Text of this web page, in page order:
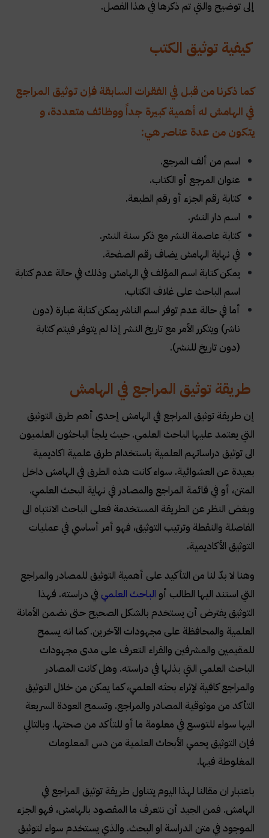
إلى توضيح والتي تم ذكرها في هذا الفصل.
كيفية توثيق الكتب
كما ذكرنا من قبل في الفقرات السابقة فإن توثيق المراجع
في الهامش له أهمية كبيرة جداً ووظائف متعددة، و
يتكون من عدة عناصر هي:
اسم من ألف المرجع.
عنوان المرجع أو الكتاب.
كتابة رقم الجزء أو رقم الطبعة.
اسم دار النشر.
كتابة عاصمة النشر مع ذكر سنة النشر.
في نهاية الهامش يضاف رقم الصفحة.
يمكن كتابة اسم المؤلف في الهامش وذلك في حالة عدم كتابة
اسم الباحث على غلاف الكتاب.
أما في حالة عدم توفر اسم الناشر يمكن كتابة عبارة (دون
ناشر) ويتكرر الأمر مع تاريخ النشر إذا لم يتوفر فيتم كتابة
(دون تاريخ للنشر).
طريقة توثيق المراجع في الهامش
إن طريقة توثيق المراجع في الهامش إحدى أهم طرق التوثيق
التي يعتمد عليها الباحث العلمي. حيث يلجأ الباحثون العلميون
الى توثيق دراساتهم العلمية باستخدام طرق علمية اكاديمية
بعيدة عن العشوائية. سواء كانت هذه الطرق في الهامش داخل
المتن، أو في قائمة المراجع والمصادر في نهاية البحث العلمي.
وبغض النظر عن الطريقة المستخدمة فعلى الباحث الانتباه الى
الفاصلة والنقطة وترتيب التوثيق، فهو أمر أساسي في عمليات
التوثيق الأكاديمية.
وهنا لا بدّ لنا من التأكيد على أهمية التوثيق للمصادر والمراجع
التي استند اليها الطالب أو الباحث العلمي في دراسته. فهذا
التوثيق يفترض أن يستخدم بالشكل الصحيح حتى نضمن الأمانة
العلمية والمحافظة على مجهودات الآخرين. كما انه يسمح
للمقيمين والمشرفين والقراء التعرف على مدى مجهودات
الباحث العلمي التي بذلها في دراسته. وهل كانت المصادر
والمراجع كافية لإثراء بحثه العلمي، كما يمكن من خلال التوثيق
التأكد من موثوقية المصادر والمراجع. وتسمح العودة السريعة
اليها سواء للتوسع في معلومة ما أو للتأكد من صحتها. وبالتالي
فإن التوثيق يحمي الأبحاث العلمية من دس المعلومات
المغلوطة فيها.
باعتبار ان مقالنا لهذا اليوم يتناول طريقة توثيق المراجع في
الهامش. فمن الجيد أن نتعرف ما المقصود بالهامش، فهو الجزء
الموجود في متن الدراسة او البحث. والذي يستخدم سواء لتوثيق